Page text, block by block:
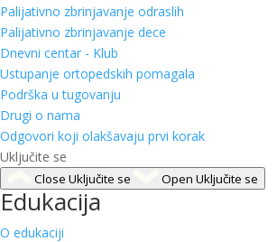
Palijativno zbrinjavanje odraslih
Palijativno zbrinjavanje dece
Dnevni centar - Klub
Ustupanje ortopedskih pomagala
Podrška u tugovanju
Drugi o nama
Odgovori koji olakšavaju prvi korak
Uključite se
Close Uključite se Open Uključite se
Edukacija
O edukaciji